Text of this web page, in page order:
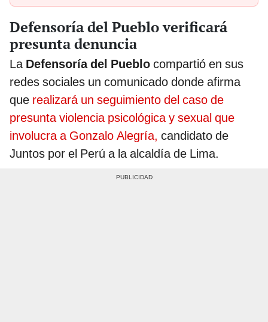
Defensoría del Pueblo verificará
presunta denuncia
LaDefensoría del Pueblo compartió en sus
redes sociales un comunicado donde afirma
que realizará un seguimiento del caso de
presunta violencia psicológica y sexual que
involucra a Gonzalo Alegría, candidato de
Juntos por el Perú a la alcaldía de Lima.